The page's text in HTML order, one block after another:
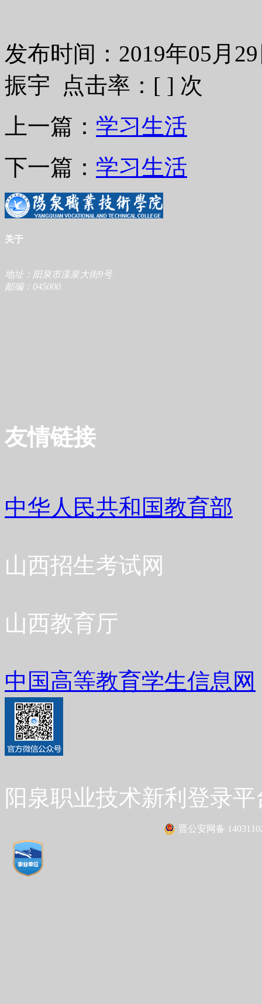
发布时间：2019年05月
振宇 点击率：[ ] 次
上一篇： 学习生活
下一篇： 学习生活
关于
地址：阳泉市漾泉大街9号
邮编：045000
友情链接
中华人民共和国教育部
山西招生考试网
山西教育厅
中国高等教育学生信息网
阳泉职业技术新利登录
晋公安网备